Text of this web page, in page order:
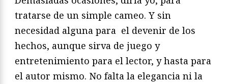
tratarse de un simple cameo. Y sin
necesidad alguna para el devenir de los
hechos, aunque sirva de juego y
entretenimiento para el lector, y hasta para
el autor mismo. No falta la elegancia ni la